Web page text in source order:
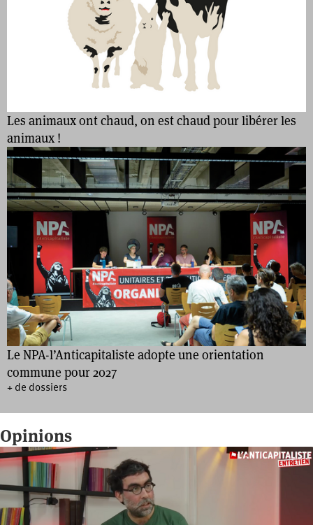
Les animaux ont chaud, on est chaud pour libérer les
animaux !
Le NPA-l’Anticapitaliste adopte une orientation
commune pour 2027
+ de dossiers
Opinions